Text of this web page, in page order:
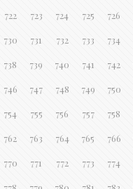
722 723 724 725 726
730 731 732 733 734
738 739 740 741 742
746 747 748 749 750
754 755 756 757 758
762 763 764 765 766
770 771 772 773 774